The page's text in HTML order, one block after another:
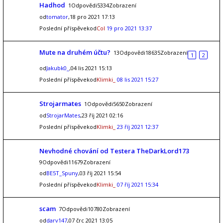
Hadhod 1Odpovědi5334Zobrazení
odtomator,18 pro 2021 17:13
Poslední příspěvekodCol 19 pro 2021 13:37
Mute na druhém účtu? 13Odpovědi18635Zobrazení 1
2
odJakubk0_ ,04 lis 2021 15:13
Poslední příspěvekodKlimki_ 08 lis 2021 15:27
Strojarmates 1Odpovědi5650Zobrazení
odStrojarMates,23 říj 2021 02:16
Poslední příspěvekodKlimki_ 23 říj 2021 12:37
Nevhodné chování od Testera TheDarkLord173
9Odpovědi11679Zobrazení
odBE5T_Spuny,03 říj 2021 15:54
Poslední příspěvekodKlimki_ 07 říj 2021 15:34
scam 7Odpovědi10780Zobrazení
oddarv147,07 črc 2021 13:05